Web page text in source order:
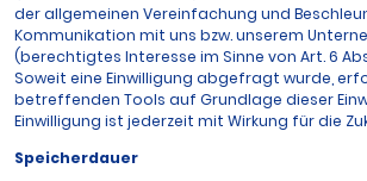
der allgemeinen Vereinfachung und
Kommunikation mit uns bzw. unserem
(berechtigtes Interesse im Sinne von Art. 6 Abs.
Soweit eine Einwilligung abgefragt wurde,
betreffenden Tools auf Grundlage dieser
Einwilligung ist jederzeit mit Wirkung für die
Speicherdauer